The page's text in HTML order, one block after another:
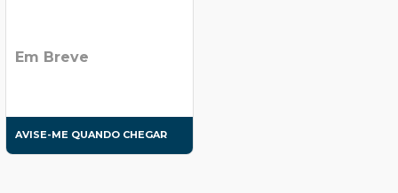
Em Breve
AVISE-ME QUANDO CHEGAR